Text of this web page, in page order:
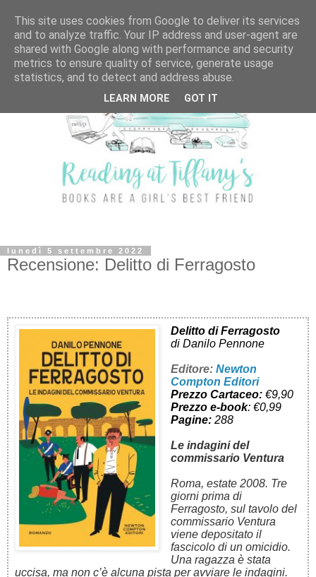
lunedì 5 settembre 2022
Recensione: Delitto di Ferragosto
Delitto di Ferragosto
di Danilo Pennone
Editore: Newton
Compton Editori
Prezzo Cartaceo: €9,90
Prezzo e-book: €0,99
Pagine: 288
Le indagini del
commissario Ventura
Roma, estate 2008. Tre
giorni prima di
Ferragosto, sul tavolo del
commissario Ventura
viene depositato il
fascicolo di un omicidio.
Una ragazza è stata
uccisa, ma non c’è alcuna pista per avviare le indagini.
This site uses cookies from Google to deliver its services
and to analyze traffic. Your IP address and user-agent are
shared with Google along with performance and security
metrics to ensure quality of service, generate usage
statistics, and to detect and address abuse.
LEARN MORE GOT IT